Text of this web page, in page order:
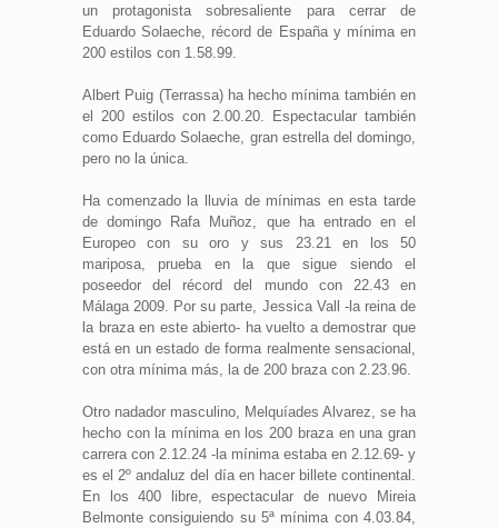
un protagonista sobresaliente para cerrar de
Eduardo Solaeche, récord de España y mínima en
200 estilos con 1.58.99.
Albert Puig (Terrassa) ha hecho mínima también en
el 200 estilos con 2.00.20. Espectacular también
como Eduardo Solaeche, gran estrella del domingo,
pero no la única.
Ha comenzado la lluvia de mínimas en esta tarde
de domingo Rafa Muñoz, que ha entrado en el
Europeo con su oro y sus 23.21 en los 50
mariposa, prueba en la que sigue siendo el
poseedor del récord del mundo con 22.43 en
Málaga 2009. Por su parte, Jessica Vall -la reina de
la braza en este abierto- ha vuelto a demostrar que
está en un estado de forma realmente sensacional,
con otra mínima más, la de 200 braza con 2.23.96.
Otro nadador masculino, Melquíades Alvarez, se ha
hecho con la mínima en los 200 braza en una gran
carrera con 2.12.24 -la mínima estaba en 2.12.69- y
es el 2º andaluz del día en hacer billete continental.
En los 400 libre, espectacular de nuevo Mireia
Belmonte consiguiendo su 5ª mínima con 4.03.84,